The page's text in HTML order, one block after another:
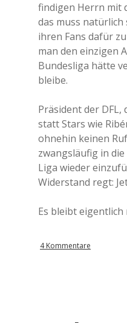
findigen Herrn mit
das muss
ihren Fans dafür
man den einzigen
Bundesliga hätte
bleibe.
Präsident der
statt Stars wie
ohnehin keinen
zwangsläufig in
Liga wieder
Widerstand regt:
Es bleibt
4 Kommentare